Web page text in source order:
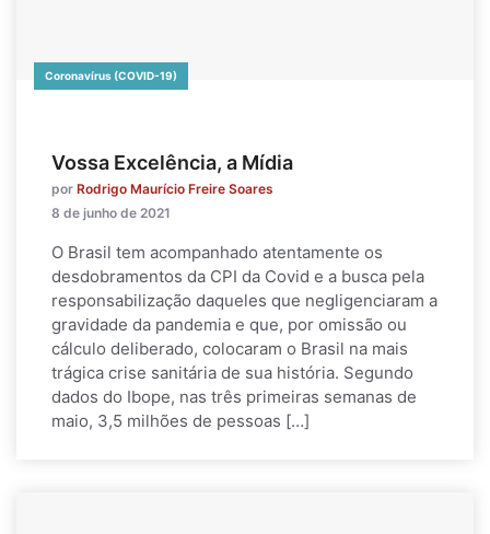
Coronavírus (COVID-19)
Vossa Excelência, a Mídia
por Rodrigo Maurício Freire Soares
8 de junho de 2021
O Brasil tem acompanhado atentamente os
desdobramentos da CPI da Covid e a busca pela
responsabilização daqueles que negligenciaram a
gravidade da pandemia e que, por omissão ou
cálculo deliberado, colocaram o Brasil na mais
trágica crise sanitária de sua história. Segundo
dados do Ibope, nas três primeiras semanas de
maio, 3,5 milhões de pessoas […]